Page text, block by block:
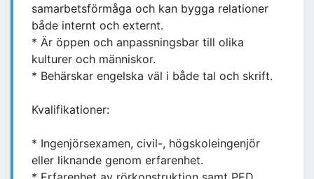
samarbetsförmåga och kan bygga relationer
både internt och externt.
* Är öppen och anpassningsbar till olika
kulturer och människor.
* Behärskar engelska väl i både tal och skrift.
Kvalifikationer:
* Ingenjörsexamen, civil-, högskoleingenjör
eller liknande genom erfarenhet.